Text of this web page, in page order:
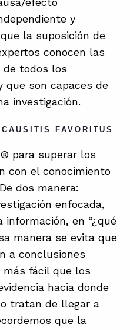
y
la suposición de
conocen las
de todos los
que son capaces de
investigación.
FAVORITUS
para superar los
con el conocimiento
dos manera:
enfocada,
en “¿qué
manera se evita que
a conclusiones
fácil que los
hacia donde
tratan de llegar a
que la